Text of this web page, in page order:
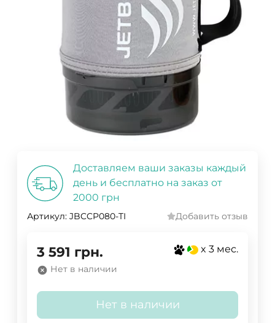
Доставляем ваши заказы каждый
день и бесплатно на заказ от
2000 грн
Артикул: JBCCP080-TI Добавить отзыв
3 591 грн. x 3 мес.
Нет в наличии
Нет в наличии